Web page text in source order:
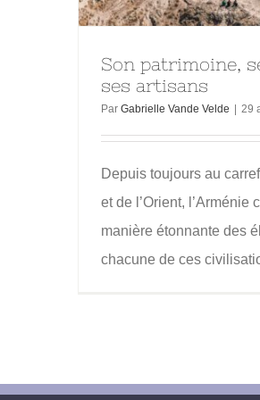
Son patrimoine,
ses artisans
Par Gabrielle Vande Velde 29
Depuis toujours au
et de l’Orient, l’Arménie
manière étonnante des
chacune de ces